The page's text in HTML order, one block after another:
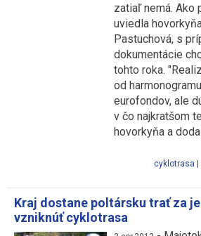
zatiaľ nemá. Ako
uviedla
Pastuchová, s
dokumentácie
tohto roka.
od
eurofondov, ale
v čo najkratšom
hovorkyňa a
cyklotrasa
Kraj dostane poltársku trať za
vzniknúť cyklotrasa